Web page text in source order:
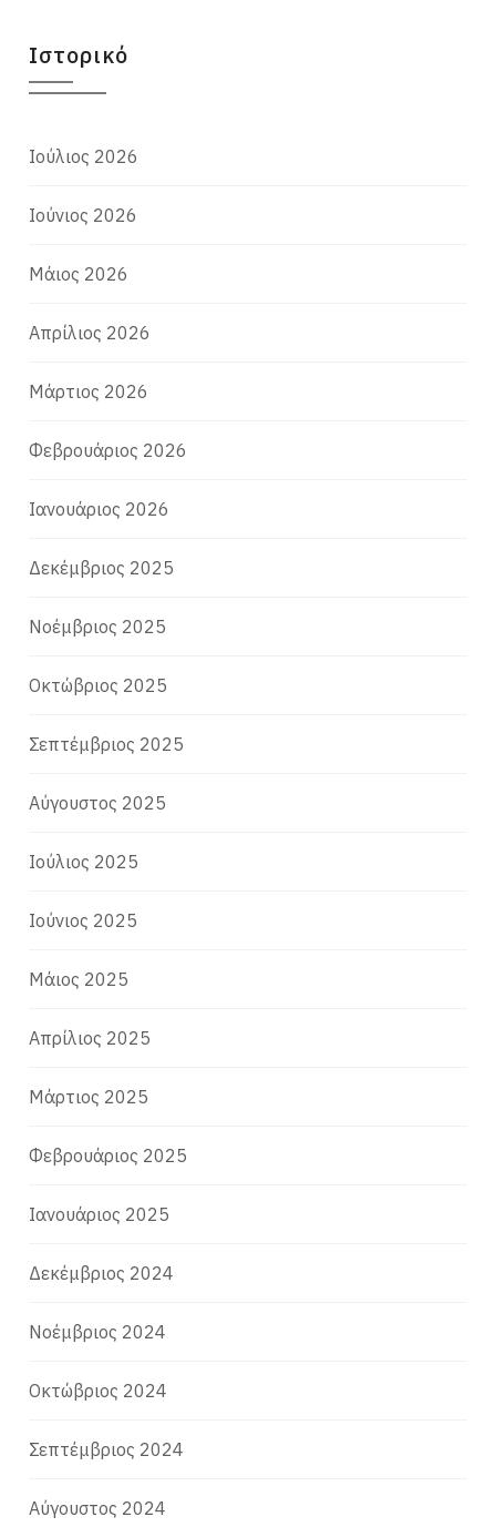
Ιστορικό
Ιούλιος 2026
Ιούνιος 2026
Μάιος 2026
Απρίλιος 2026
Μάρτιος 2026
Φεβρουάριος 2026
Ιανουάριος 2026
Δεκέμβριος 2025
Νοέμβριος 2025
Οκτώβριος 2025
Σεπτέμβριος 2025
Αύγουστος 2025
Ιούλιος 2025
Ιούνιος 2025
Μάιος 2025
Απρίλιος 2025
Μάρτιος 2025
Φεβρουάριος 2025
Ιανουάριος 2025
Δεκέμβριος 2024
Νοέμβριος 2024
Οκτώβριος 2024
Σεπτέμβριος 2024
Αύγουστος 2024